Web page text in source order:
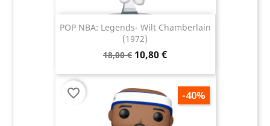
POP NBA: Legends- Wilt Chamberlain
(1972)
18,00 € 10,80 €
-40%
favorite_border